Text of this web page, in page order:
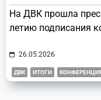
На ДВК прошла
летию подписания
26.05.2026
ДВК ИТОГИ